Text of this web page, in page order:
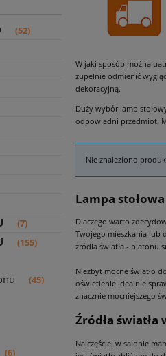
(52)
(7)
(155)
(45)
(6)
W jaki sposób można
zupełnie odmienić
dekoracyjną.
Duży wybór lamp
odpowiedni przedmiot.
Nie znaleziono
Lampa
Dlaczego warto
Twojego mieszkania lub
źródła światła -
Niezbyt mocne światło
oświetlenie idealnie
znacznie mocniejszego
Źródła światła
Najczęściej w salonie